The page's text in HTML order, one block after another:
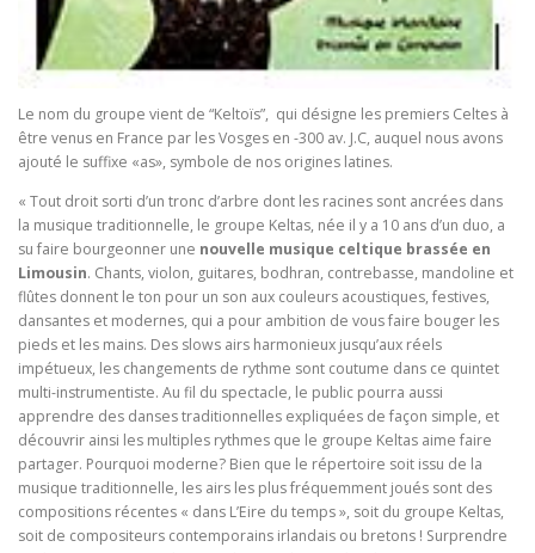
Le nom du groupe vient de “Keltoïs”, qui désigne les premiers Celtes à
être venus en France par les Vosges en -300 av. J.C, auquel nous avons
ajouté le suffixe «as», symbole de nos origines latines.
« Tout droit sorti d’un tronc d’arbre dont les racines sont ancrées dans
la musique traditionnelle, le groupe Keltas, née il y a 10 ans d’un duo, a
su faire bourgeonner une nouvelle musique celtique brassée en
Limousin. Chants, violon, guitares, bodhran, contrebasse, mandoline et
flûtes donnent le ton pour un son aux couleurs acoustiques, festives,
dansantes et modernes, qui a pour ambition de vous faire bouger les
pieds et les mains. Des slows airs harmonieux jusqu’aux réels
impétueux, les changements de rythme sont coutume dans ce quintet
multi-instrumentiste. Au fil du spectacle, le public pourra aussi
apprendre des danses traditionnelles expliquées de façon simple, et
découvrir ainsi les multiples rythmes que le groupe Keltas aime faire
partager. Pourquoi moderne? Bien que le répertoire soit issu de la
musique traditionnelle, les airs les plus fréquemment joués sont des
compositions récentes « dans L’Eire du temps », soit du groupe Keltas,
soit de compositeurs contemporains irlandais ou bretons ! Surprendre